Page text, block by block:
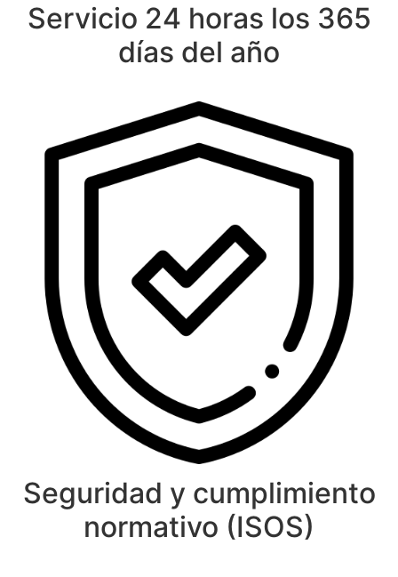
Servicio 24 horas los 365
días del año
Seguridad y cumplimiento
normativo (ISOS)